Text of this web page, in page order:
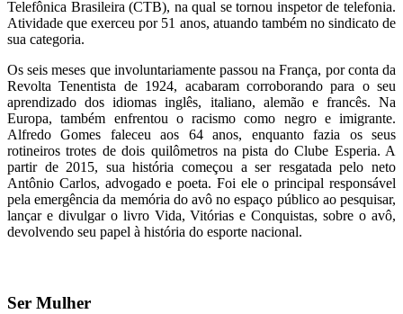
Telefônica Brasileira (CTB), na qual se tornou inspetor de telefonia.
Atividade que exerceu por 51 anos, atuando também no sindicato de
sua categoria.
Os seis meses que involuntariamente passou na França, por conta da
Revolta Tenentista de 1924, acabaram corroborando para o seu
aprendizado dos idiomas inglês, italiano, alemão e francês. Na
Europa, também enfrentou o racismo como negro e imigrante.
Alfredo Gomes faleceu aos 64 anos, enquanto fazia os seus
rotineiros trotes de dois quilômetros na pista do Clube Esperia. A
partir de 2015, sua história começou a ser resgatada pelo neto
Antônio Carlos, advogado e poeta. Foi ele o principal responsável
pela emergência da memória do avô no espaço público ao pesquisar,
lançar e divulgar o livro Vida, Vitórias e Conquistas, sobre o avô,
devolvendo seu papel à história do esporte nacional.
Ser Mulher